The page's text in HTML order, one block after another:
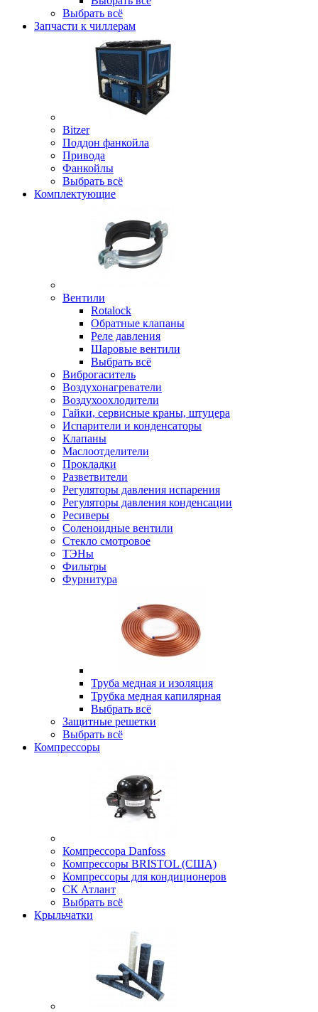
Выбрать всё
Запчасти к чиллерам
Bitzer
Поддон фанкойла
Привода
Фанкойлы
Выбрать всё
Комплектующие
Вентили
Rotalock
Обратные клапаны
Реле давления
Шаровые вентили
Выбрать всё
Виброгаситель
Воздухонагреватели
Воздухоохлодители
Гайки, сервисные краны, штуцера
Испарители и конденсаторы
Клапаны
Маслоотделители
Прокладки
Разветвители
Регуляторы давления испарения
Регуляторы давления конденсации
Ресиверы
Соленоидные вентили
Стекло смотровое
ТЭНы
Фильтры
Фурнитура
Труба медная и изоляция
Трубка медная капилярная
Выбрать всё
Защитные решетки
Выбрать всё
Компрессоры
Компрессора Danfoss
Компрессоры BRISTOL (США)
Компрессоры для кондиционеров
СК Атлант
Выбрать всё
Крыльчатки